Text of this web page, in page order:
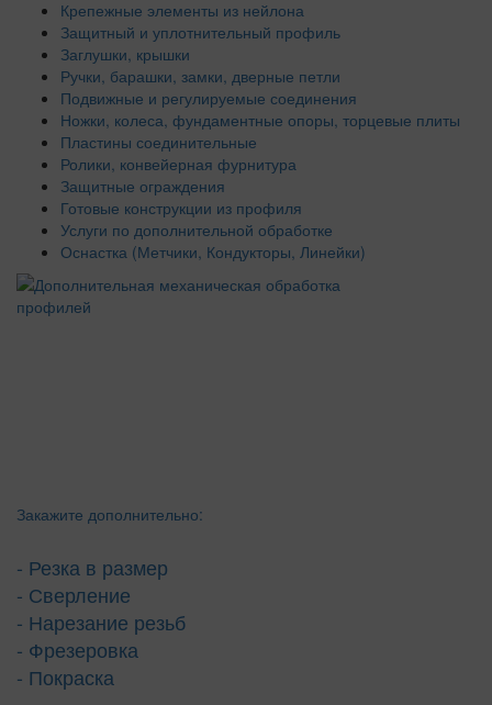
Крепежные элементы из нейлона
Защитный и уплотнительный профиль
Заглушки, крышки
Ручки, барашки, замки, дверные петли
Подвижные и регулируемые соединения
Ножки, колеса, фундаментные опоры, торцевые плиты
Пластины соединительные
Ролики, конвейерная фурнитура
Защитные ограждения
Готовые конструкции из профиля
Услуги по дополнительной обработке
Оснастка (Метчики, Кондукторы, Линейки)
Закажите дополнительно:
- Резка в размер
- Сверление
- Нарезание резьб
- Фрезеровка
- Покраска